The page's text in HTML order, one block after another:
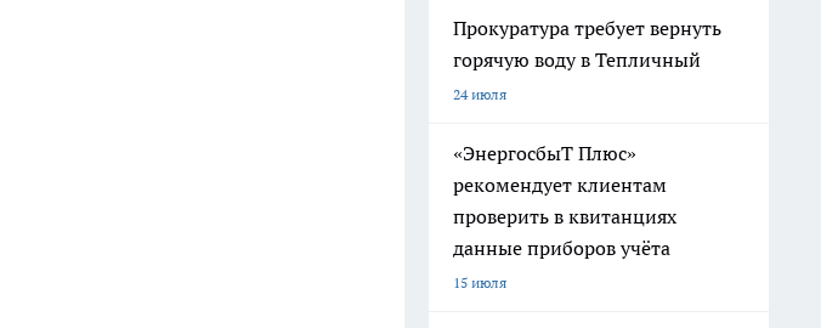
Прокуратура требует вернуть
горячую воду в Тепличный
24 июля
«ЭнергосбыТ Плюс»
рекомендует клиентам
проверить в квитанциях
данные приборов учёта
15 июля